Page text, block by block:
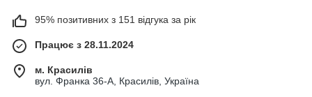
95% позитивних з 151 відгука за рік
Працює з 28.11.2024
м. Красилів
вул. Франка 36-А, Красилів, Україна